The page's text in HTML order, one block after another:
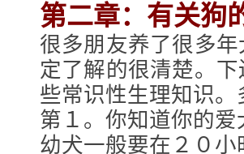
第二章：有关狗
很多朋友养了很多
定了解的很清楚。
些常识性生理知识
第１。你知道你的
幼犬一般要在２０